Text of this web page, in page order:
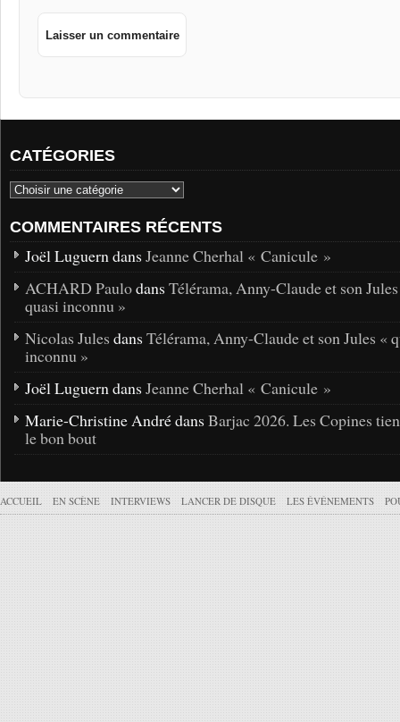
CATÉGORIES
COMMENTAIRES RÉCENTS
Joël Luguern dans Jeanne Cherhal « Canicule »
ACHARD Paulodans Télérama, Anny-Claude et son
quasi inconnu »
Nicolas Jules dans Télérama, Anny-Claude et son Jules «
inconnu »
Joël Luguern dans Jeanne Cherhal « Canicule »
Marie-Christine André dans Barjac 2026. Les Copines
le bon bout
ACCUEIL EN SCÈNE INTERVIEWS LANCER DE DISQUE LES ÉVÉNEMENTS